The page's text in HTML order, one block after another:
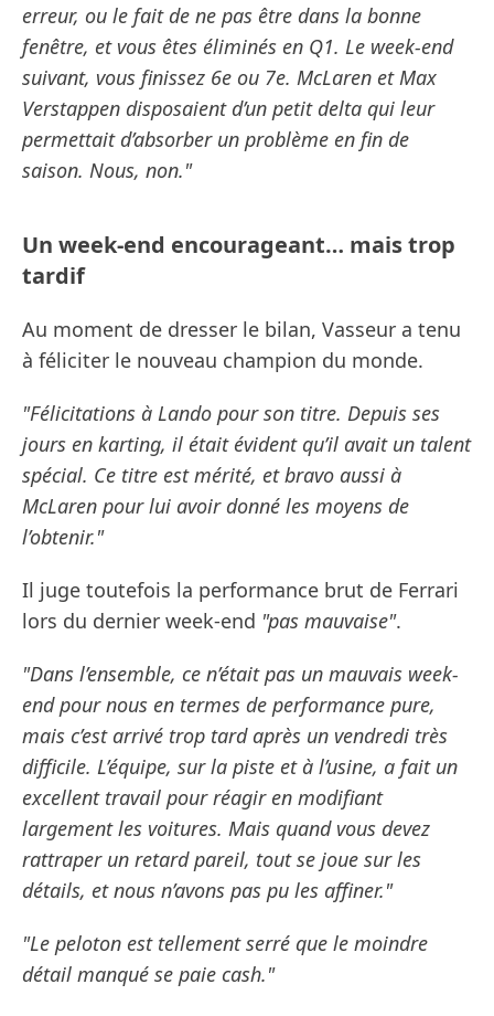
erreur, ou le fait de ne pas être dans la bonne
fenêtre, et vous êtes éliminés en Q1. Le week-end
suivant, vous finissez 6e ou 7e. McLaren et Max
Verstappen disposaient d’un petit delta qui leur
permettait d’absorber un problème en fin de
saison. Nous, non."
Un week-end encourageant… mais trop
tardif
Au moment de dresser le bilan, Vasseur a tenu
à féliciter le nouveau champion du monde.
"Félicitations à Lando pour son titre. Depuis ses
jours en karting, il était évident qu’il avait un talent
spécial. Ce titre est mérité, et bravo aussi à
McLaren pour lui avoir donné les moyens de
l’obtenir."
Il juge toutefois la performance brut de Ferrari
lors du dernier week-end "pas mauvaise".
"Dans l’ensemble, ce n’était pas un mauvais week-
end pour nous en termes de performance pure,
mais c’est arrivé trop tard après un vendredi très
difficile. L’équipe, sur la piste et à l’usine, a fait un
excellent travail pour réagir en modifiant
largement les voitures. Mais quand vous devez
rattraper un retard pareil, tout se joue sur les
détails, et nous n’avons pas pu les affiner."
"Le peloton est tellement serré que le moindre
détail manqué se paie cash."